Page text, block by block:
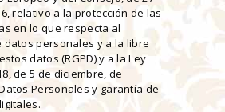
relativo a la protección de las
en lo que respecta al
personales y a la libre
datos (RGPD) y a la Ley
de 5 de diciembre, de
Personales y garantía de